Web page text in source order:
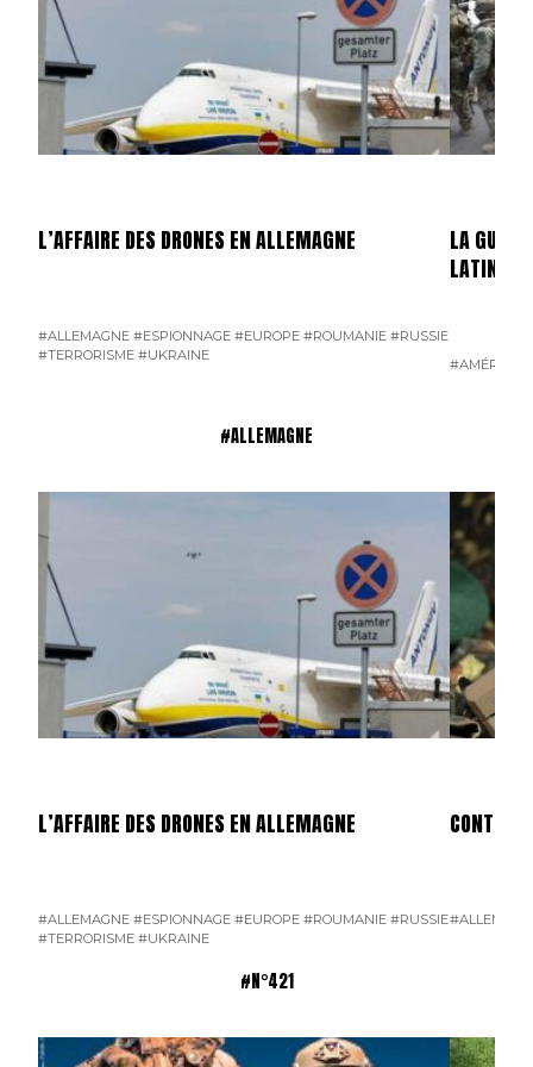
L’AFFAIRE DES DRONES EN ALLEMAGNE
#ALLEMAGNE #ESPIONNAGE #EUROPE #ROUMANIE #RUSSIE
#TERRORISME #UKRAINE
LA
LATINE
#ALLEMAGNE
L’AFFAIRE DES DRONES EN ALLEMAGNE
#ALLEMAGNE #ESPIONNAGE #EUROPE #ROUMANIE #RUSSIE
#TERRORISME #UKRAINE
#N°421